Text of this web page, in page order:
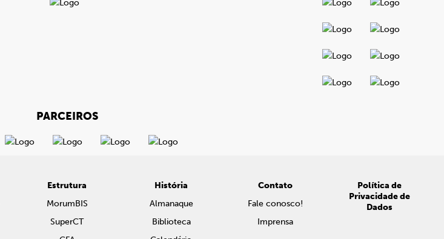
PARCEIROS
Estrutura
MorumBIS
SuperCT
História
Almanaque
Biblioteca
Contato
Fale conosco!
Imprensa
Política de
Privacidade de
Dados